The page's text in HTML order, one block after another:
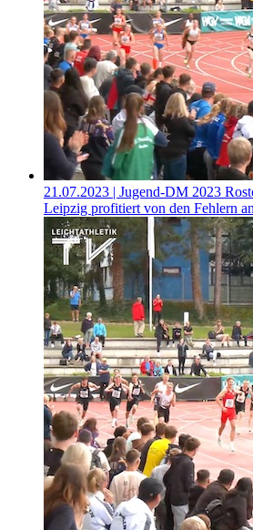
21.07.2023 | Jugend-DM 2023
Leipzig profitiert von den Fehlern